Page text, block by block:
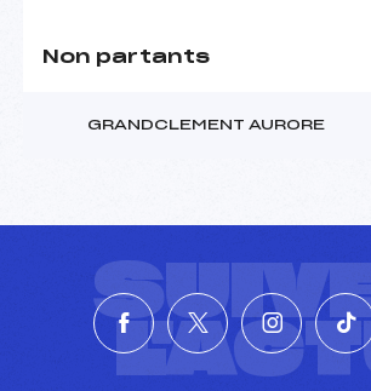
Non partants
GRANDCLEMENT AURORE